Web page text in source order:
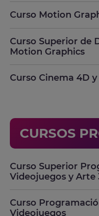
Curso Motion
Curso Superior de
Motion Graphics
Curso Cinema 4D
CURSOS
Curso Superior
Videojuegos y Arte
Curso
Videojuegos